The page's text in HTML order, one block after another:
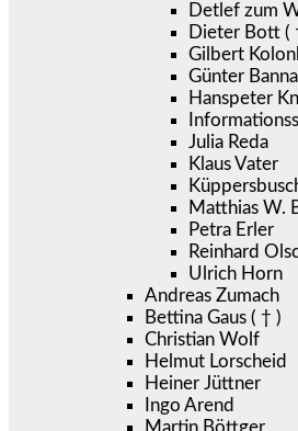
Detlef zum
Dieter Bott (
Gilbert
Günter
Hanspeter
Julia Reda
Klaus Vater
Matthias W.
Petra Erler
Reinhard
Ulrich Horn
Andreas Zumach
Bettina Gaus ( † )
Christian Wolf
Helmut Lorscheid
Heiner Jüttner
Ingo Arend
Martin Böttger